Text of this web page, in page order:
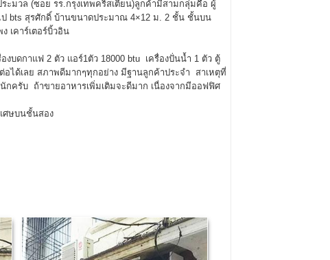
ะมวล (ซอย รร.กรุงเทพคริสเตียน)ลูกค้ามีสามกลุ่มคือ ผู้
bts สุรศักดิ์ บ้านขนาดประมาณ 4×12 ม. 2 ชั้น ชั้นบน
เคาร์เตอร์บิ้วอิน
งบดกาแฟ 2 ตัว แอร์1ตัว 18000 btu เครื่องปั่นน้ำ 1 ตัว ตู้
อได้เลย สภาพดีมากๆทุกอย่าง มีฐานลูกค้าประจำ สาเหตุที่
ครับ ถ้าขายอาหารเพิ่มเติมจะดีมาก เนื่องจากมีออฟฟิศ
ศษบนชั้นสอง